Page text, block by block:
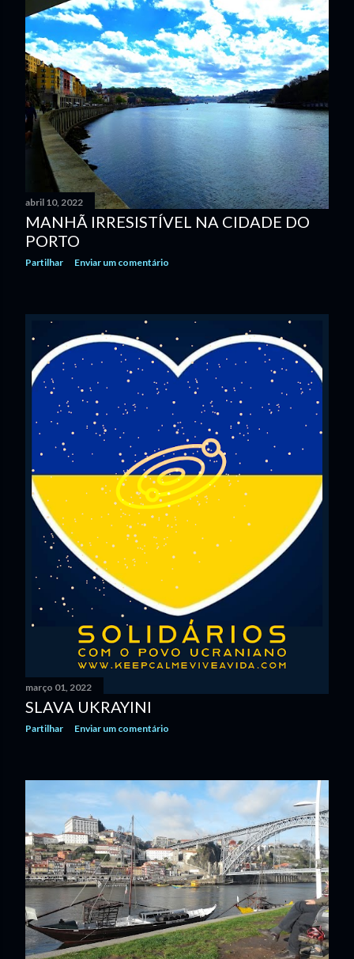
abril 10, 2022
MANHÃ IRRESISTÍVEL NA CIDADE DO
PORTO
Partilhar Enviar um comentário
março 01, 2022
SLAVA UKRAYINI
Partilhar Enviar um comentário